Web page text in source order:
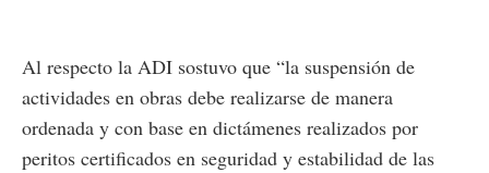
Al respecto la ADI sostuvo que “la suspensión de
actividades en obras debe realizarse de manera
ordenada y con base en dictámenes realizados por
peritos certificados en seguridad y estabilidad de las